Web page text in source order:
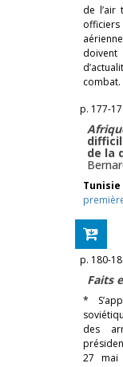
de l’air
combat.
p. 177-
de la
p. 180-
Faits
*
des
27 mai